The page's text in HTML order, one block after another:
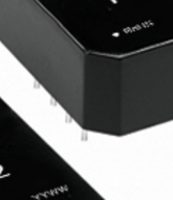
隔离电压
5
输入信号
输出信号
通道数
10M
节点数